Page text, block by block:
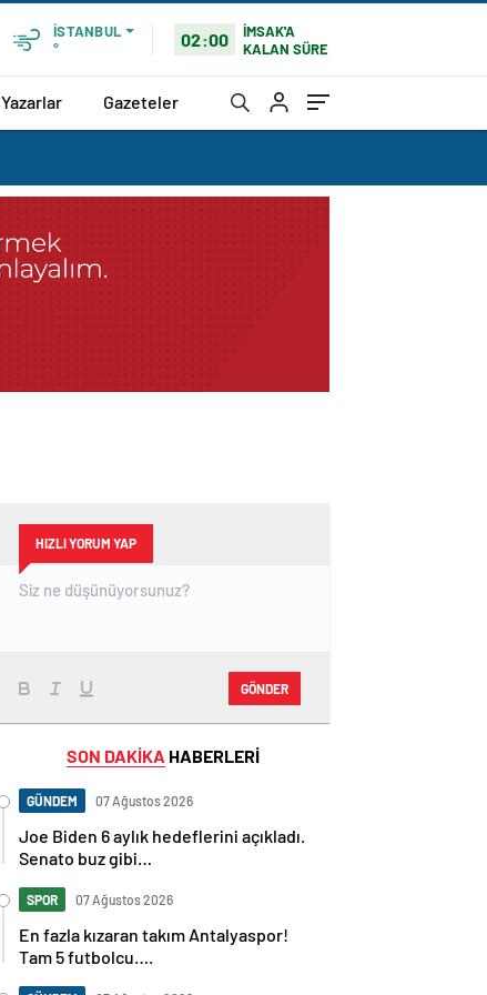
İSTANBUL
°
02:00
İMSAK'A
KALAN SÜRE
Yazarlar Gazeteler
HIZLI YORUM YAP
GÖNDER
SON DAKİKA HABERLERİ
GÜNDEM 07 Ağustos 2026
Joe Biden 6 aylık hedeflerini açıkladı.
Senato buz gibi…
SPOR 07 Ağustos 2026
En fazla kızaran takım Antalyaspor!
Tam 5 futbolcu….